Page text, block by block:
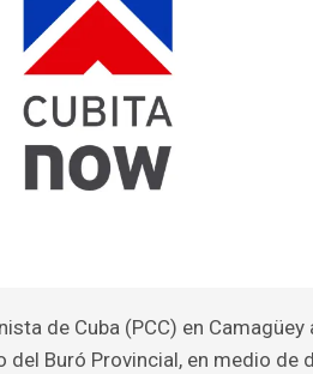
de Cuba (PCC) en
Buró Provincial, en medio de